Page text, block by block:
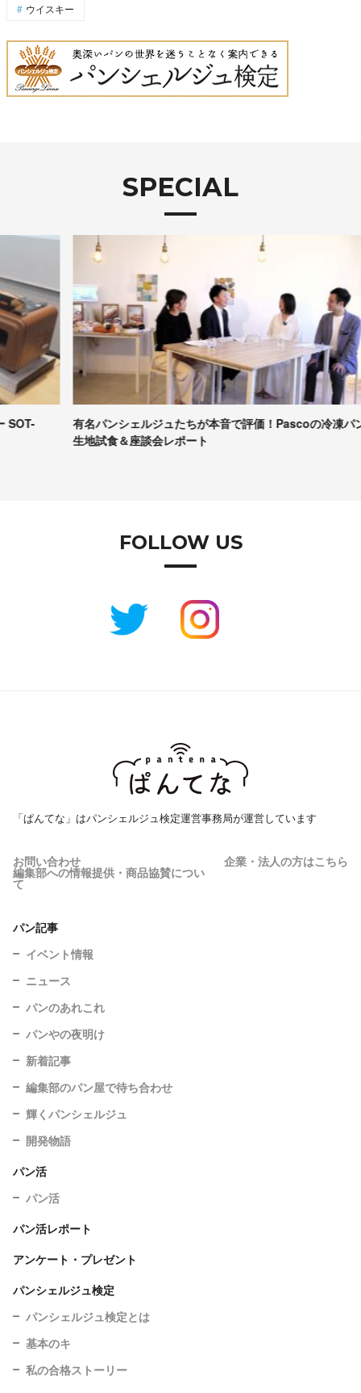
ウイスキー
SPECIAL
有名パンシェルジュたちが本音で評価！Pascoの冷凍パン
生地試食＆座談会レポート
【
FOLLOW US
「ぱんてな」はパンシェルジュ検定運営事務局が運営しています
お問い合わせ 企業・法人の方はこちら
編集部への情報提供・商品協賛につい
て
パン記事
イベント情報
ニュース
パンのあれこれ
パンやの夜明け
新着記事
編集部のパン屋で待ち合わせ
輝くパンシェルジュ
開発物語
パン活
パン活
パン活レポート
アンケート・プレゼント
パンシェルジュ検定
パンシェルジュ検定とは
基本のキ
私の合格ストーリー